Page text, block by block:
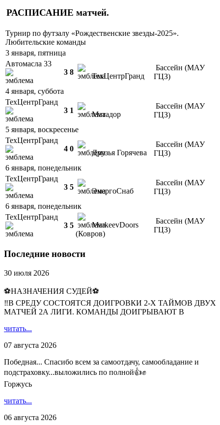
РАСПИСАНИЕ матчей.
Турнир по футзалу «Рождественские звезды-2025».
Любительские команды
3 января, пятница
Автомасла 33
3 8 ТехЦентрГранд
Бассейн (МАУ
ГЦЗ)
4 января, суббота
ТехЦентрГранд
3 1 Матадор
Бассейн (МАУ
ГЦЗ)
5 января, воскресенье
ТехЦентрГранд
4 0 Друзья Горячева
Бассейн (МАУ
ГЦЗ)
6 января, понедельник
ТехЦентрГранд
3 5 ЭнергоСнаб
Бассейн (МАУ
ГЦЗ)
6 января, понедельник
ТехЦентрГранд
3 5
MarkeevDoors
(Ковров)
Бассейн (МАУ
ГЦЗ)
Последние новости
30 июля 2026
⚽НАЗНАЧЕНИЯ СУДЕЙ⚽
‼В СРЕДУ СОСТОЯТСЯ ДОИГРОВКИ 2-Х ТАЙМОВ ДВУХ
МАТЧЕЙ 2А ЛИГИ. КОМАНДЫ ДОИГРЫВАЮТ В
читать...
07 августа 2026
Победная... Спасибо всем за самоотдачу, самообладание и
подстраховку...выложились по полной👍✊
Горжусь
читать...
06 августа 2026